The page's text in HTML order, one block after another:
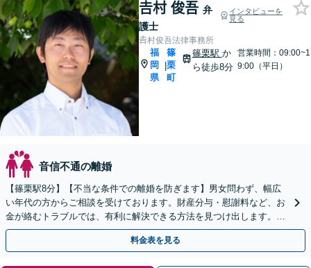
𠮷村 俊吾 弁
護士
インタビューを
見る
𠮷村俊吾法律事務所
福
岡
県
|
篠
栗
町
篠栗駅 か
ら徒歩8分
営業時間：09:00~1
9:00（平日）
音信不通の離婚
【篠栗駅8分】【不当な条件での離婚を防ぎます】男女問わず、幅広
い年代の方からご相談を受けております。財産分与・慰謝料など、お
金が絡むトラブルでは、有利に解決できる方法を見つけ出します。ま
ずはお気軽にご相談ください【完全個室】
料金表を見る